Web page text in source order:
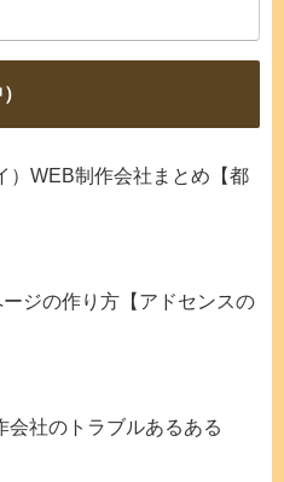
）WEB制作会社まとめ【都
ジの作り方【アドセンスの
会社のトラブルあるある